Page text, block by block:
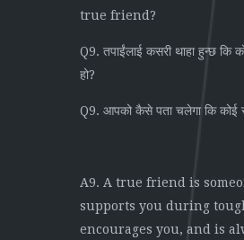
true friend?
Q9. तपाईंलाई कसरी थाहा हुन्छ कि
हो?
Q9. आपको कैसे पता चलेगा कि कोई
A9. A true friend is
supports you during
encourages you, and is